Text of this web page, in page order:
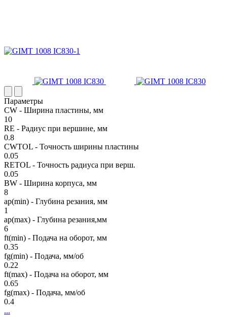
Параметры
CW - Ширина пластины, мм
10
RE - Радиус при вершине, мм
0.8
CWTOL - Точность ширины пластины
0.05
RETOL - Точность радиуса при верш.
0.05
BW - Ширина корпуса, мм
8
ap(min) - Глубина резания, мм
1
ap(max) - Глубина резания,мм
6
ft(min) - Подача на оборот, мм
0.35
fg(min) - Подача, мм/об
0.22
ft(max) - Подача на оборот, мм
0.65
fg(max) - Подача, мм/об
0.4
...